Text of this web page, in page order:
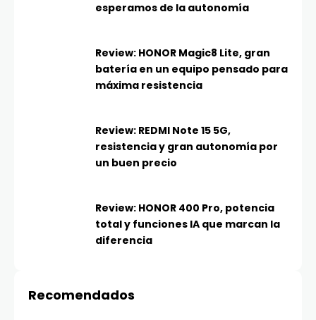
esperamos de la autonomía
Review: HONOR Magic8 Lite, gran
batería en un equipo pensado para
máxima resistencia
Review: REDMI Note 15 5G,
resistencia y gran autonomía por
un buen precio
Review: HONOR 400 Pro, potencia
total y funciones IA que marcan la
diferencia
Recomendados